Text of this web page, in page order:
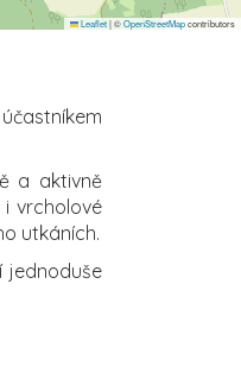
Leaflet|©OpenStreetMapcontributors
a aktivně
vrcholové
utkáních.
jednoduše